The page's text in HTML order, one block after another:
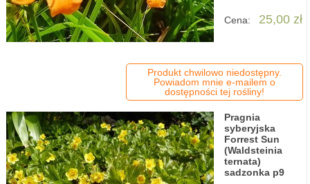
Cena: 25,00 zł
Produkt chwilowo niedostępny.
Powiadom mnie e-mailem o
dostępności tej rośliny!
Pragnia
syberyjska
Forrest Sun
(Waldsteinia
ternata)
sadzonka p9